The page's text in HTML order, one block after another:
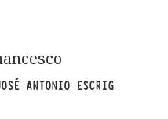
ANTONIO ESCRIG